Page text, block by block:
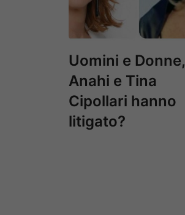
Uomini e Donne,
Anahi e Tina
Cipollari hanno
litigato?